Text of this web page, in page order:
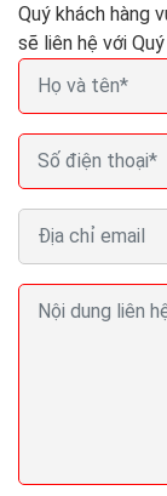
rõ ràng,
Quý khách hàng
sẽ liên hệ với